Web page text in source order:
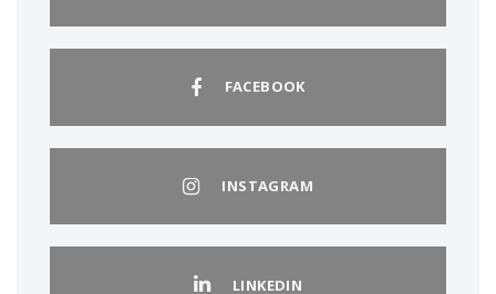
FACEBOOK
INSTAGRAM
LINKEDIN